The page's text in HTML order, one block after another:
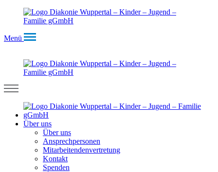
Menü
Über uns
Über uns
Ansprechpersonen
Mitarbeitendenvertretung
Kontakt
Spenden